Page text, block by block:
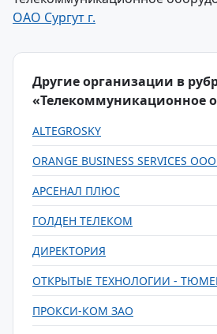
ОАО Сургут г.
Другие организации в
«Телекоммуникационное
ALTEGROSKY
ORANGE BUSINESS SERVICES
АРСЕНАЛ ПЛЮС
ГОЛДЕН ТЕЛЕКОМ
ДИРЕКТОРИЯ
ОТКРЫТЫЕ ТЕХНОЛОГИИ -
ПРОКСИ-КОМ ЗАО